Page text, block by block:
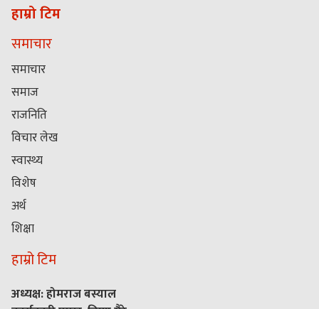
हाम्रो टिम
समाचार
समाचार
समाज
राजनिति
विचार लेख
स्वास्थ्य
विशेष
अर्थ
शिक्षा
हाम्रो टिम
अध्यक्ष: होमराज बस्याल